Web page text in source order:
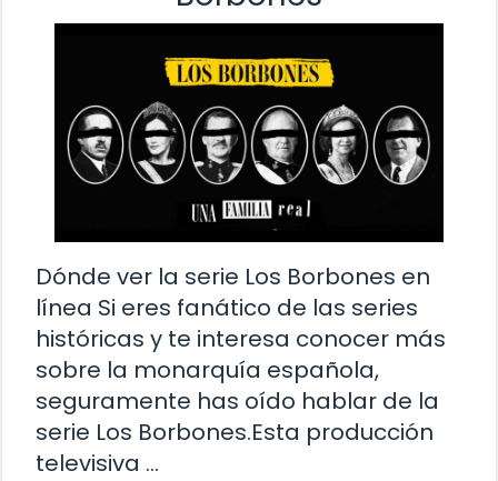
Dónde ver la serie Los Borbones en
línea Si eres fanático de las series
históricas y te interesa conocer más
sobre la monarquía española,
seguramente has oído hablar de la
serie Los Borbones.Esta producción
televisiva …